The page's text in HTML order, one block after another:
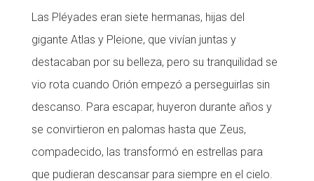
Las Pléyades eran siete hermanas, hijas del
gigante Atlas y Pleione, que vivían juntas y
destacaban por su belleza, pero su tranquilidad se
vio rota cuando Orión empezó a perseguirlas sin
descanso. Para escapar, huyeron durante años y
se convirtieron en palomas hasta que Zeus,
compadecido, las transformó en estrellas para
que pudieran descansar para siempre en el cielo.